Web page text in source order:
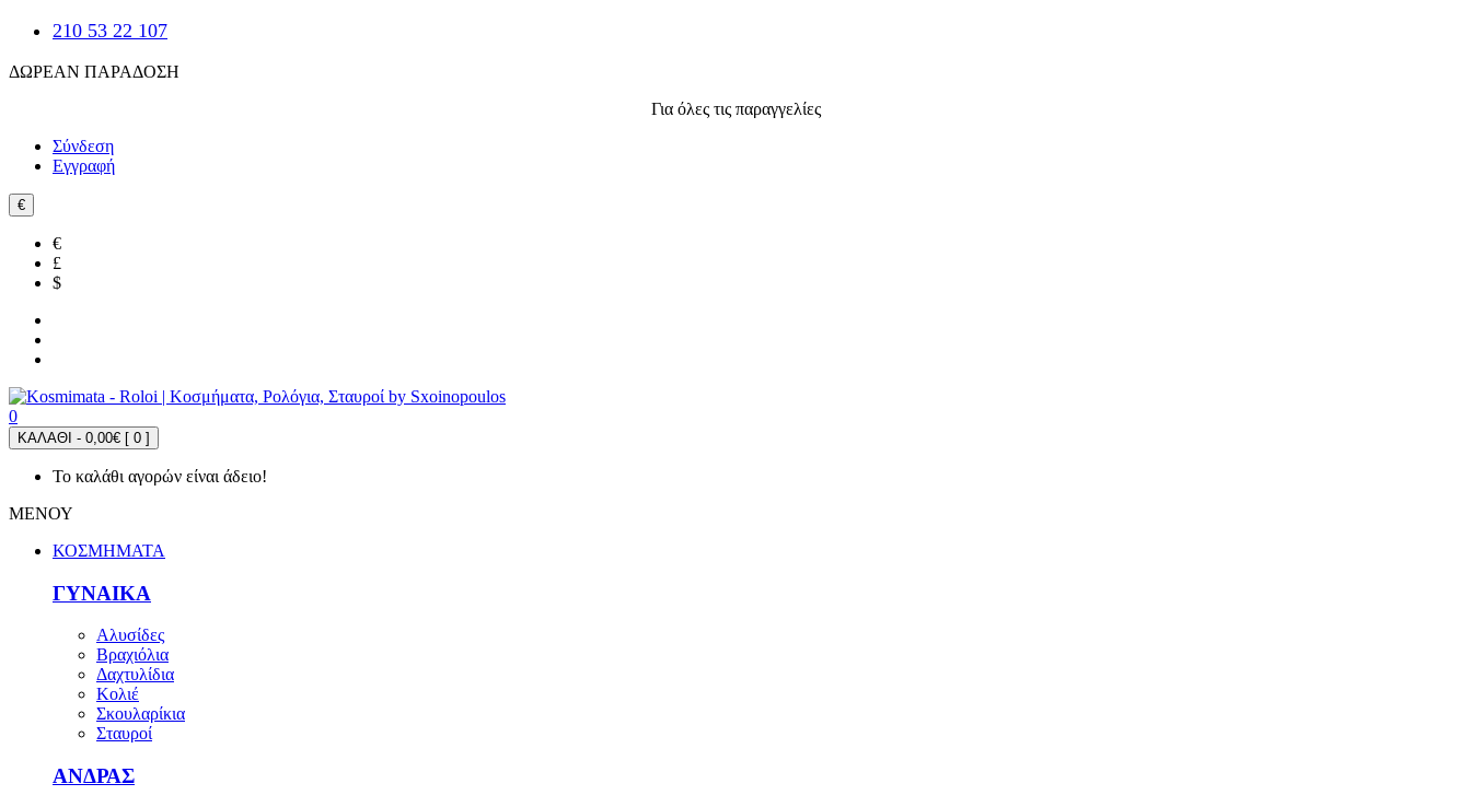
210 53 22 107
ΔΩΡΕΑΝ ΠΑΡΑΔΟΣΗ
Για όλες τις παραγγελίες
Σύνδεση
Εγγραφή
€
€
£
$
0
ΚΑΛΑΘΙ - 0,00€ [ 0 ]
Το καλάθι αγορών είναι άδειο!
ΜΕΝΟΥ
ΚΟΣΜΗΜΑΤΑ
ΓΥΝΑΙΚΑ
Αλυσίδες
Βραχιόλια
Δαχτυλίδια
Κολιέ
Σκουλαρίκια
Σταυροί
ΑΝΔΡΑΣ